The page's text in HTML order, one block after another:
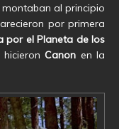
montaban al principio
por primera
por el Planeta de los
Canon en la